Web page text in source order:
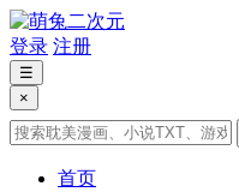
登录 注册
☰
×
首页